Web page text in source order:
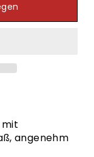
angenehm